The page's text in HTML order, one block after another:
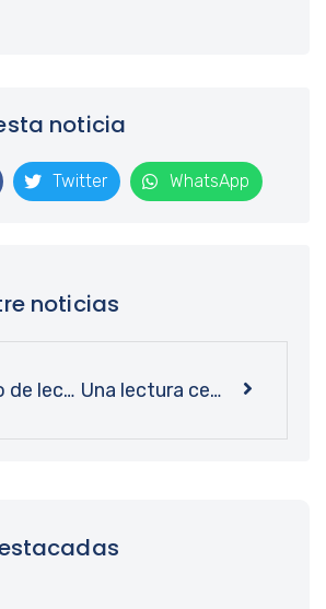
noticia
Twitter WhatsApp
noticias
Un siglo de lectura y conocimiento: Bibliotecas UdeC invita a participar en el IX Concurso de Marcapáginas Una lectura centenaria: Bibliotecas UdeC invita a vivir el Mes del Libro 2026 con un amplio programa